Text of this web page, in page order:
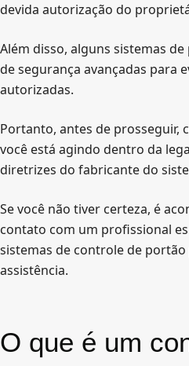
devida autorização do
Além disso, alguns sistemas
de segurança avançadas para
autorizadas.
Portanto, antes de prosseguir,
você está agindo dentro da
diretrizes do fabricante do
Se você não tiver certeza, é
contato com um profissional
sistemas de controle de
assistência.
O que é um